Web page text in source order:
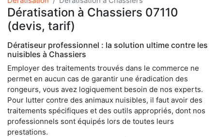
Dératisation à Chassiers 07110
(devis, tarif)
Dératiseur professionnel : la solution ultime contre les
nuisibles à Chassiers
Employer des traitements trouvés dans le commerce ne
permet en aucun cas de garantir une éradication des
rongeurs, vous avez logiquement besoin de nos experts.
Pour lutter contre des animaux nuisibles, il faut avoir des
traitements spécifiques et des outils appropriés, dont nos
professionnels sont équipés lors de toutes leurs
prestations.